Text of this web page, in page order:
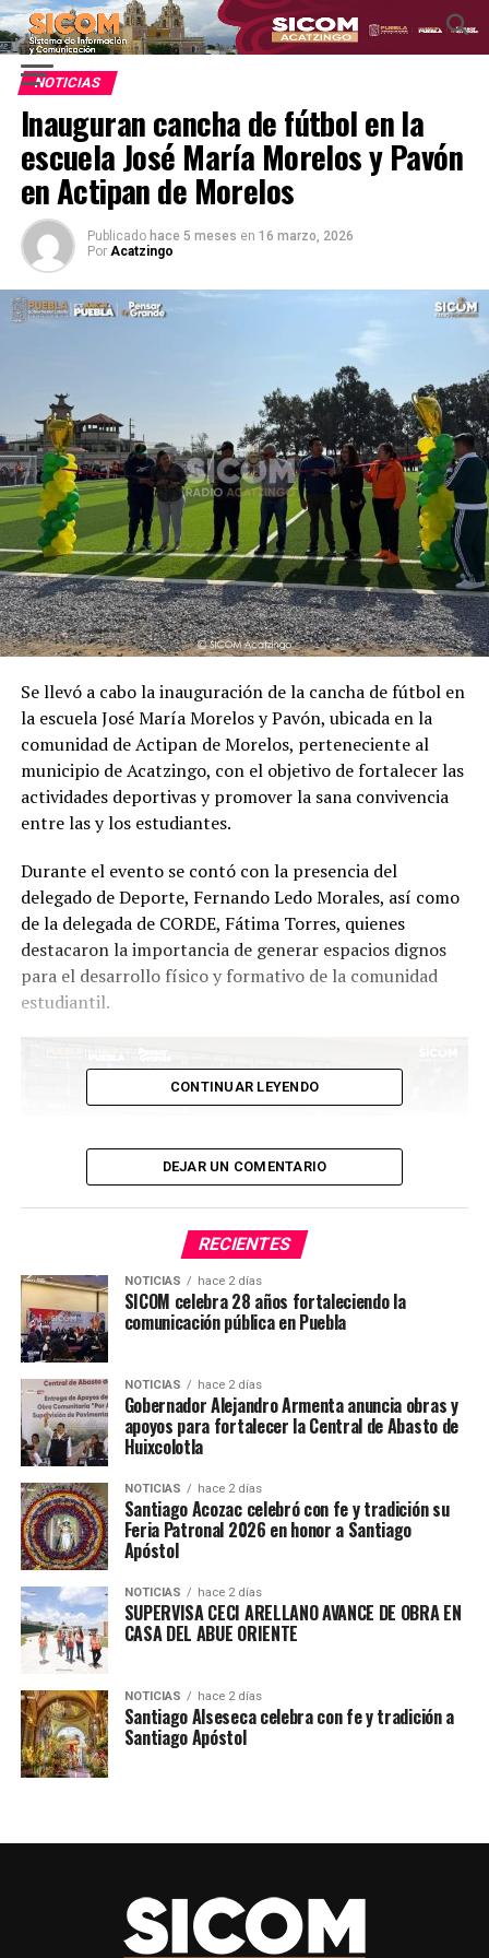
NOTICIAS
Inauguran cancha de fútbol en la
escuela José María Morelos y Pavón
en Actipan de Morelos
Publicado hace 5 meses en 16 marzo, 2026
Por Acatzingo
Se llevó a cabo la inauguración de la cancha de fútbol en
la escuela José María Morelos y Pavón, ubicada en la
comunidad de Actipan de Morelos, perteneciente al
municipio de Acatzingo, con el objetivo de fortalecer las
actividades deportivas y promover la sana convivencia
entre las y los estudiantes.
Durante el evento se contó con la presencia del
delegado de Deporte, Fernando Ledo Morales, así como
de la delegada de CORDE, Fátima Torres, quienes
destacaron la importancia de generar espacios dignos
para el desarrollo físico y formativo de la comunidad
estudiantil.
La apertura de este nuevo espacio deportivo representa
un impulso al deporte escolar y a la formación integral
de niñas, niños y jóvenes de la institución.
#SICOMAcatzingo #DeporteConBienestar
#ActipanDeMorelos #EducacionConFuturo
#PorAmorAPuebla
CONTINUAR LEYENDO
DEJAR UN COMENTARIO
RECIENTES
NOTICIAS hace 2 días
SICOM celebra 28 años fortaleciendo la
comunicación pública en Puebla
NOTICIAS hace 2 días
Gobernador Alejandro Armenta anuncia obras y
apoyos para fortalecer la Central de Abasto de
Huixcolotla
NOTICIAS hace 2 días
Santiago Acozac celebró con fe y tradición su
Feria Patronal 2026 en honor a Santiago
Apóstol
NOTICIAS hace 2 días
SUPERVISA CECI ARELLANO AVANCE DE OBRA EN
CASA DEL ABUE ORIENTE
NOTICIAS hace 2 días
Santiago Alseseca celebra con fe y tradición a
Santiago Apóstol